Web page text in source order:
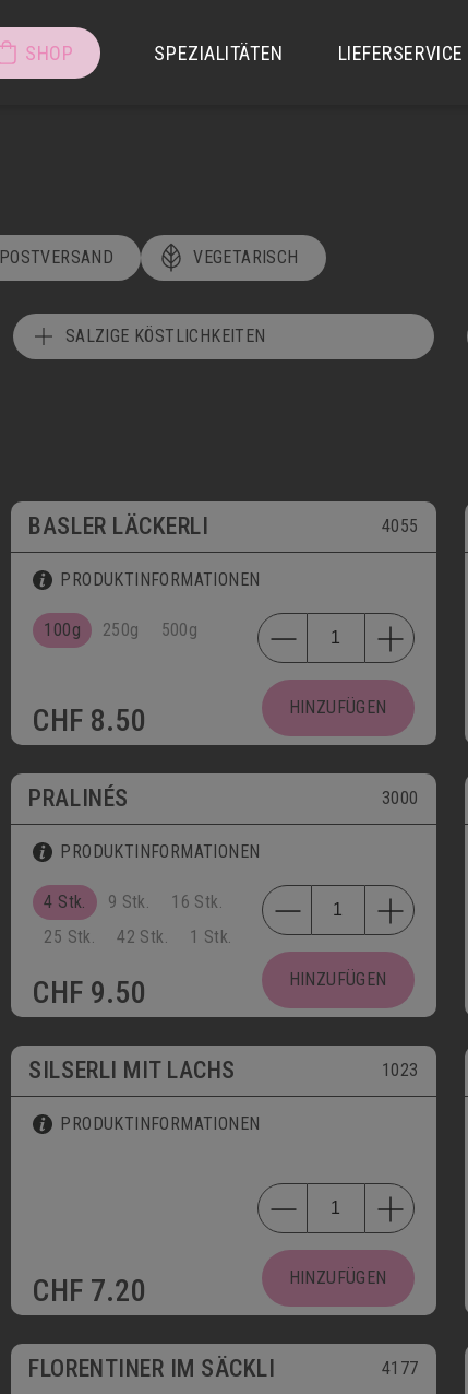
SHOP SPEZIALITÄTEN LIEFERSERVICE
POSTVERSAND VEGETARISCH
SALZIGE KÖSTLICHKEITEN
BASLER LÄCKERLI 4055
PRODUKTINFORMATIONEN
100g 250g 500g
CHF 8.50 HINZUFÜGEN
PRALINÉS 3000
PRODUKTINFORMATIONEN
4 Stk. 9 Stk.
16 Stk.
25 Stk.
42 Stk. 1 Stk.
CHF 9.50 HINZUFÜGEN
SILSERLI MIT LACHS 1023
PRODUKTINFORMATIONEN
CHF 7.20 HINZUFÜGEN
FLORENTINER IM SÄCKLI 4177